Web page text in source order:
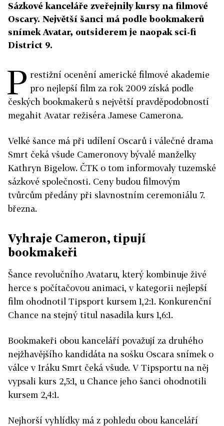
Sázkové kanceláře zveřejnily kursy na filmové
Oscary. Největší šanci má podle bookmakerů
snímek Avatar, outsiderem je naopak sci-fi
District 9.
P restižní ocenění americké filmové akademie
pro nejlepší film za rok 2009 získá podle
českých bookmakerů s největší pravděpodobností
megahit Avatar režiséra Jamese Camerona.
Velké šance má při udílení Oscarů i válečné drama
Smrt čeká všude Cameronovy bývalé manželky
Kathryn Bigelow. ČTK o tom informovaly tuzemské
sázkové společnosti. Ceny budou filmovým
tvůrcům předány při slavnostním ceremoniálu 7.
března.
Vyhraje Cameron, tipují
bookmakeři
Šance revolučního Avataru, který kombinuje živé
herce s počítačovou animaci, v kategorii nejlepší
film ohodnotil Tipsport kursem 1,2:1. Konkurenční
Chance na stejný titul nasadila kurs 1,6:1.
Bookmakeři obou kanceláří považují za druhého
nejžhavějšího kandidáta na sošku Oscara snímek o
válce v Iráku Smrt čeká všude. V Tipsportu na něj
vypsali kurs 2,5:1, u Chance jeho šanci ohodnotili
kursem 2,4:1.
Nejhorší vyhlídky má z pohledu obou kanceláří